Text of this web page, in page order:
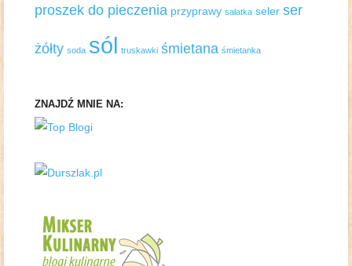
proszek do pieczenia przyprawy sałatka seler ser
żółty soda sól truskawki śmietana śmietanka
ZNAJDŹ MNIE NA: